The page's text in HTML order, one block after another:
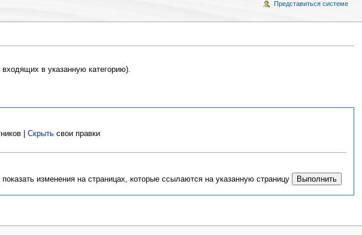
в указанную категорию).
|Скрыть свои правки
показать изменения на страницах, которые ссылаются на указанную страницу
Представиться системе